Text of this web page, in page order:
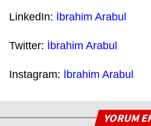
LinkedIn: İbrahim Arabul
Twitter: İbrahim Arabul
Instagram: İbrahim Arabul
YORUM